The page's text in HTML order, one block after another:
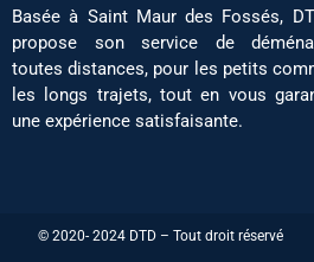
Basée à Saint Maur des Fossés,
propose son service de
toutes distances, pour les petits
les longs trajets, tout en vous
une expérience satisfaisante.
© 2020- 2024 DTD – Tout droit réservé